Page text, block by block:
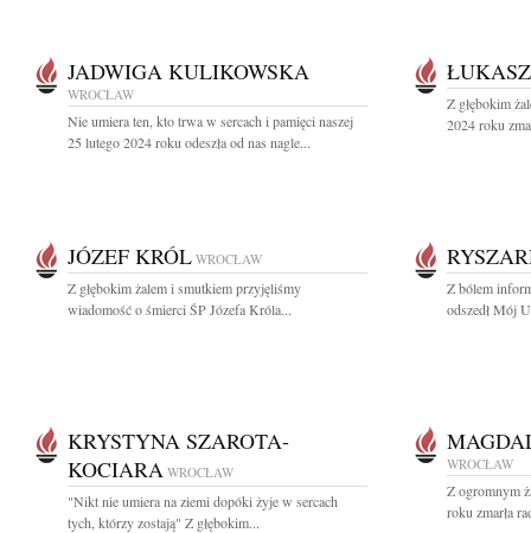
JADWIGA KULIKOWSKA
WROCŁAW
Nie umiera ten, kto trwa w sercach i pamięci naszej
25 lutego 2024 roku odeszła od nas nagle...
Z głębokim
2024 roku
JÓZEF KRÓL WROCŁAW
Z głębokim żalem i smutkiem przyjęliśmy
wiadomość o śmierci ŚP Józefa Króla...
Z bólem
odszedł Mój
KRYSTYNA SZAROTA-
KOCIARA WROCŁAW
"Nikt nie umiera na ziemi dopóki żyje w sercach
tych, którzy zostają" Z głębokim...
WROCŁAW
Z ogromnym
roku zmarła